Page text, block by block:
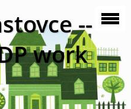
--
work